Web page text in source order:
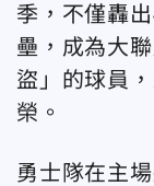
季，不僅轟
壘，成為大
盜」的球員
榮。
勇士隊在主